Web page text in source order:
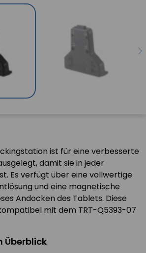
ist für eine verbesserte
damit sie in jeder
Es verfügt über eine vollwertige
und eine magnetische
Andocken des Tablets. Diese
mit dem TRT-Q5393-07
Überblick